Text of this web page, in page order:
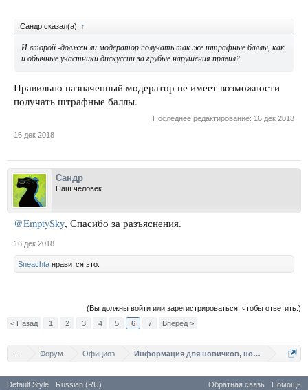
Сандр сказал(а): ↑
И второй -должен ли модератор получать так же штрафные баллы, как
и обычные участники дискуссии за грубые нарушения правил?
Правильно назначенный модератор не имеет возможности
получать штрафные баллы.
Последнее редактирование: 16 дек 2018
16 дек 2018
Сандр
Наш человек
@EmptySky, Спасибо за разъяснения.
16 дек 2018
Sneachta нравится это.
(Вы должны войти или зарегистрироваться, чтобы ответить.)
< Назад
1 2 3 4 5 6 7 Вперёд >
Форум Официоз Информация для новичков, новости,
Default Style Russian (RU) Обратная связь Помощь